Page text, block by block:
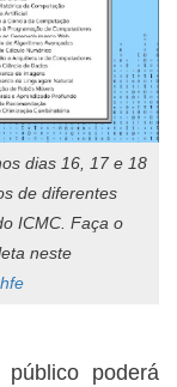
dias 16, 17 e 18
de diferentes
ICMC. Faça o
neste
poderá